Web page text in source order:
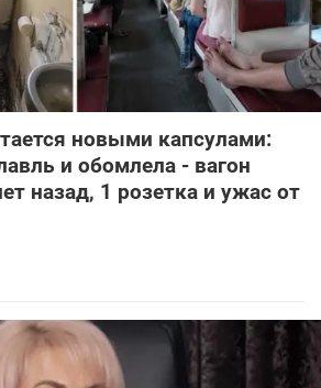
новыми капсулами:
и обомлела - вагон
назад, 1 розетка и ужас от